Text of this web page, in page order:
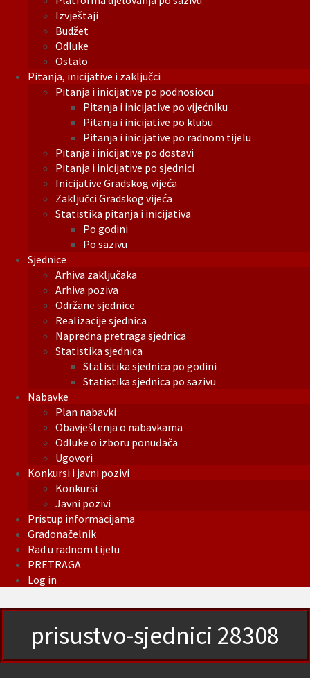
Izvještaji
Budžet
Odluke
Ostalo
Pitanja, inicijative i zaključci
Pitanja i inicijative po podnosiocu
Pitanja i inicijative po vijećniku
Pitanja i inicijative po klubu
Pitanja i inicijative po radnom tijelu
Pitanja i inicijative po dostavi
Pitanja i inicijative po sjednici
Inicijative Gradskog vijeća
Zaključci Gradskog vijeća
Statistika pitanja i inicijativa
Po godini
Po sazivu
Sjednice
Arhiva zaključaka
Arhiva poziva
Održane sjednice
Realizacije sjednica
Napredna pretraga sjednica
Statistika sjednica
Statistika sjednica po godini
Statistika sjednica po sazivu
Nabavke
Plan nabavki
Obavještenja o nabavkama
Odluke o izboru ponuđača
Ugovori
Konkursi i javni pozivi
Konkursi
Javni pozivi
Pristup informacijama
Gradonačelnik
Rad u radnom tijelu
PRETRAGA
Log in
prisustvo-sjednici 28308